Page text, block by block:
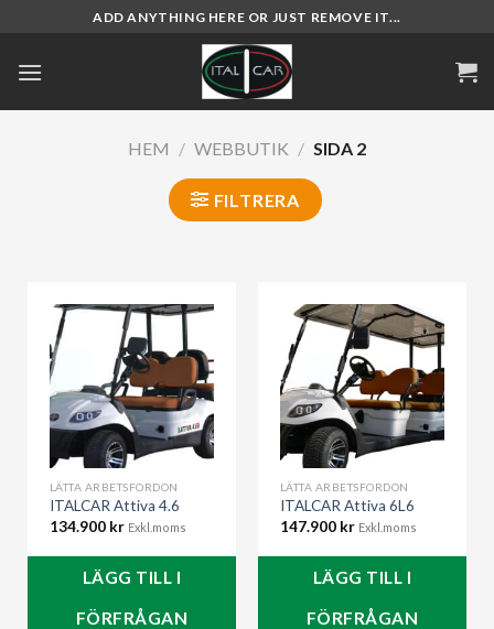
content
ADD ANYTHING HERE OR JUST REMOVE IT...
HEM / WEBBUTIK / SIDA 2
FILTRERA
LÄTTA ARBETSFORDON
ITALCAR Attiva 4.6
134.900 kr Exkl.moms
LÄGG TILL I
FÖRFRÅGAN
LÄTTA ARBETSFORDON
ITALCAR Attiva 6L6
147.900 kr Exkl.moms
LÄGG TILL I
FÖRFRÅGAN